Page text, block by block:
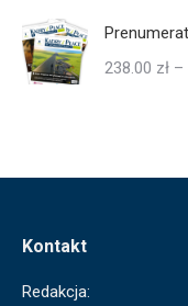
238.00 zł –
Kontakt
Redakcja: